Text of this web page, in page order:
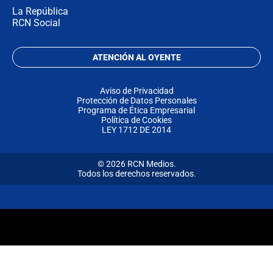
La República
RCN Social
ATENCIÓN AL OYENTE
Aviso de Privacidad
Protección de Datos Personales
Programa de Ética Empresarial
Política de Cookies
LEY 1712 DE 2014
© 2026 RCN Medios.
Todos los derechos reservados.